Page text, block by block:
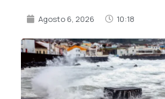
Agosto 6, 2026 10:18